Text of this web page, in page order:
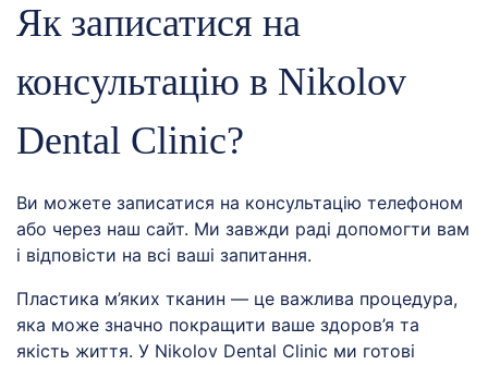
Як записатися на
консультацію в Nikolov
Dental Clinic?
Ви можете записатися на консультацію телефоном
або через наш сайт. Ми завжди раді допомогти вам
і відповісти на всі ваші запитання.
Пластика м’яких тканин — це важлива процедура,
яка може значно покращити ваше здоров’я та
якість життя. У Nikolov Dental Clinic ми готові